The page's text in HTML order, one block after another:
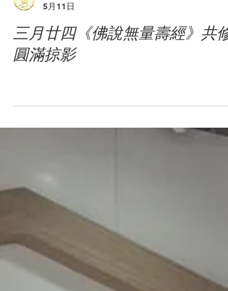
東林念佛堂
三月廿四《佛說無量壽經》共修
圓滿掠影